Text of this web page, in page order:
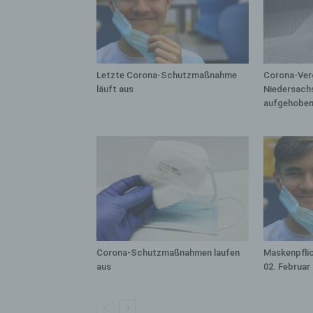
Letzte Corona-Schutzmaßnahme
läuft aus
Corona-
aufgehoben
Corona-Schutzmaßnahmen laufen
aus
02. Februar
f)